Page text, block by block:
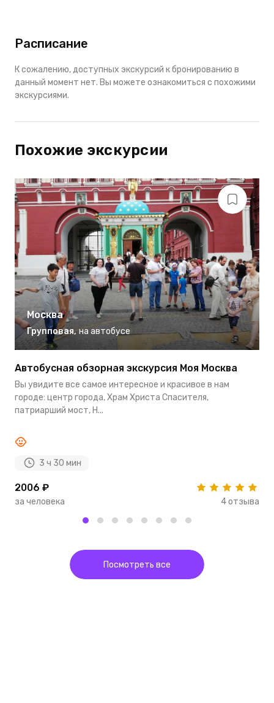
Расписание
К сожалению, доступных экскурсий к бронированию в
данный момент нет. Вы можете ознакомиться с похожими
экскурсиями.
Похожие экскурсии
Москва
Групповая, на автобусе
Автобусная обзорная экскурсия Моя Москва
Вы увидите все самое интересное и красивое в нам
городе: центр города, Храм Христа Спасителя,
патриарший мост, Н...
3 ч 30 мин
2006 ₽
за человека 4 отзыва
Посмотреть все